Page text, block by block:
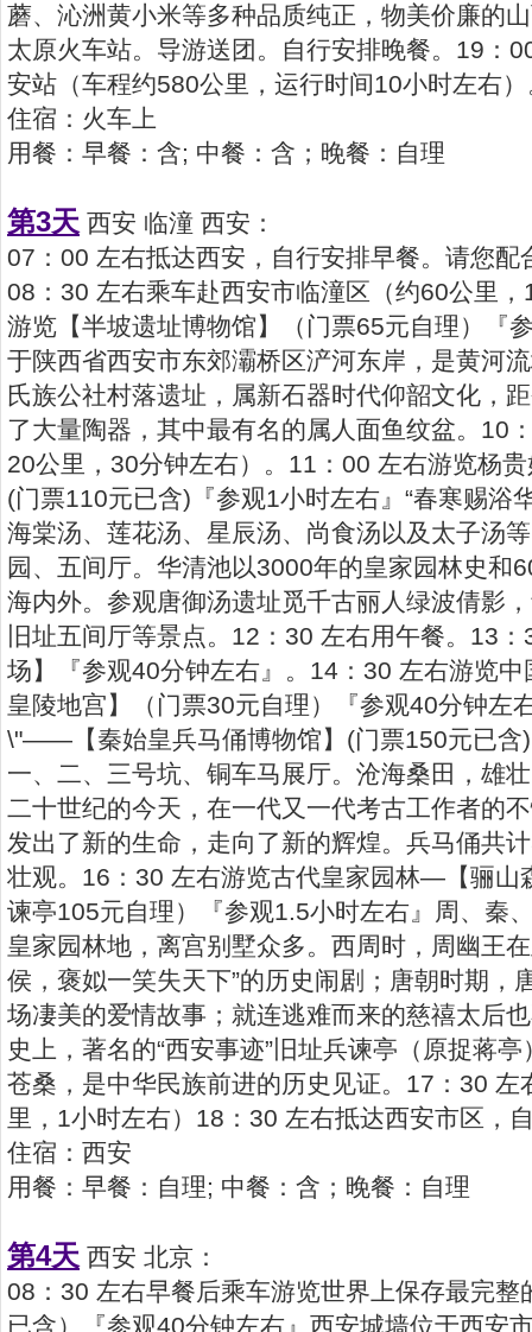
蘑、沁洲黄小米等多种品质纯正，物美价廉的
太原火车站。导游送团。自行安排晚餐。19：
安站（车程约580公里，运行时间10小时左右
住宿：火车上
用餐：早餐：含; 中餐：含；晚餐：自理
第3天 西安 临潼 西安：
07：00 左右抵达西安，自行安排早餐。请您配
08：30 左右乘车赴西安市临潼区（约60公里
游览【半坡遗址博物馆】（门票65元自理）『
于陕西省西安市东郊灞桥区浐河东岸，是黄河
氏族公社村落遗址，属新石器时代仰韶文化，
了大量陶器，其中最有名的属人面鱼纹盆。10
20公里，30分钟左右）。11：00 左右游览杨
(门票110元已含)『参观1小时左右』“春寒赐浴
海棠汤、莲花汤、星辰汤、尚食汤以及太子汤
园、五间厅。华清池以3000年的皇家园林史和
海内外。参观唐御汤遗址觅千古丽人绿波倩影
旧址五间厅等景点。12：30 左右用午餐。13
场】『参观40分钟左右』。14：30 左右游览
皇陵地宫】（门票30元自理）『参观40分钟左
\"——【秦始皇兵马俑博物馆】(门票150元已含
一、二、三号坑、铜车马展厅。沧海桑田，雄
二十世纪的今天，在一代又一代考古工作者的
发出了新的生命，走向了新的辉煌。兵马俑共
壮观。16：30 左右游览古代皇家园林—【骊山
谏亭105元自理）『参观1.5小时左右』周、秦
皇家园林地，离宫别墅众多。西周时，周幽王
侯，褒姒一笑失天下”的历史闹剧；唐朝时期，
场凄美的爱情故事；就连逃难而来的慈禧太后
史上，著名的“西安事迹”旧址兵谏亭（原捉蒋
苍桑，是中华民族前进的历史见证。17：30 左
里，1小时左右）18：30 左右抵达西安市区，
住宿：西安
用餐：早餐：自理; 中餐：含；晚餐：自理
第4天 西安 北京：
08：30 左右早餐后乘车游览世界上保存最完
已含）『参观40分钟左右』西安城墙位于西安